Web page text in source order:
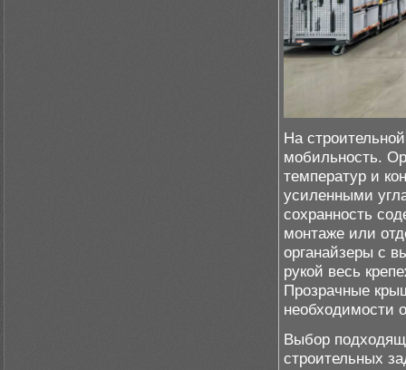
На
мобильность.
температур и
усиленными
сохранность
монтаже или
органайзеры с
рукой весь
Прозрачные
необходимости
Выбор
строительных